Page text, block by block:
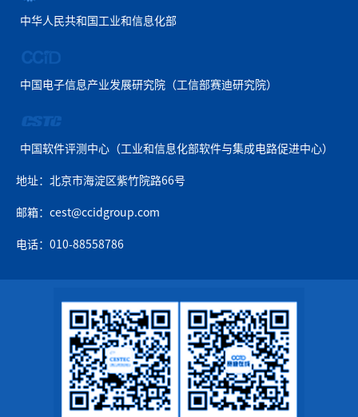
中华人民共和国工业和信息化部
中国电子信息产业发展研究院（工信部赛迪研究院）
中国软件评测中心（工业和信息化部软件与集成电路促进中心）
地址：北京市海淀区紫竹院路66号
邮箱：cest@ccidgroup.com
电话：010-88558786